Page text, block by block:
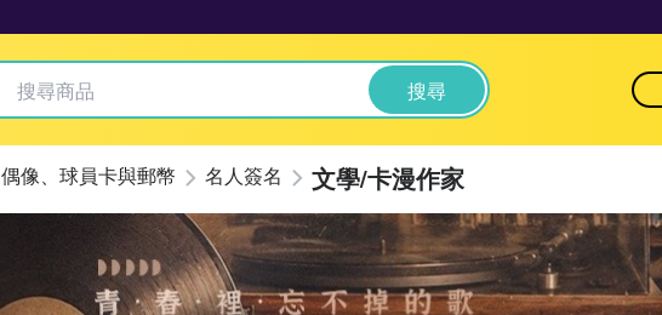
搜尋
偶像、球員卡與郵幣 名人簽名 文學/卡漫作家